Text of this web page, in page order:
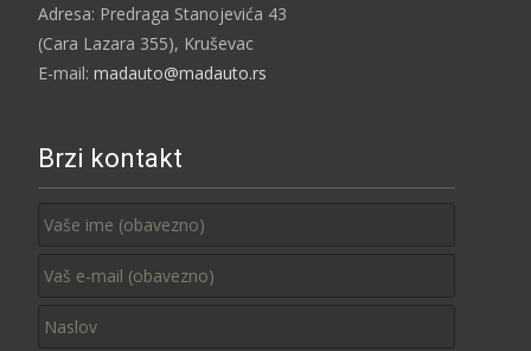
Adresa: Predraga Stanojevića 43
(Cara Lazara 355), Kruševac
E-mail: madauto@madauto.rs
Brzi kontakt